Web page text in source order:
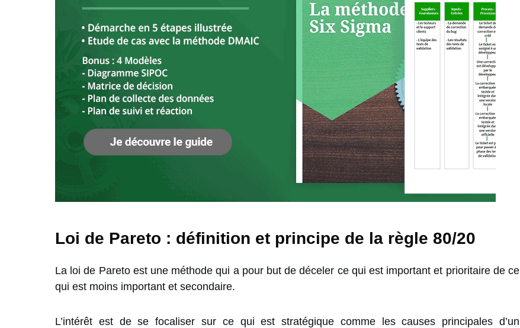
Loi de Pareto : définition et principe de la règle 80/20
La loi de Pareto est une méthode qui a pour but de déceler ce qui est important et prioritaire de ce
qui est moins important et secondaire.
L’intérêt est de se focaliser sur ce qui est stratégique comme les causes principales d’un